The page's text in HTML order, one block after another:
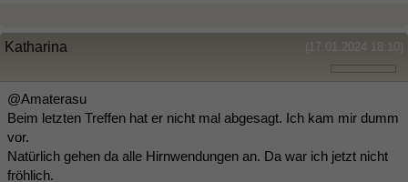
(17.01.2024 18:10)
Katharina
@Amaterasu
Beim letzten Treffen hat er nicht mal abgesagt. Ich kam mir dumm
vor.
Natürlich gehen da alle Hirnwendungen an. Da war ich jetzt nicht
fröhlich.